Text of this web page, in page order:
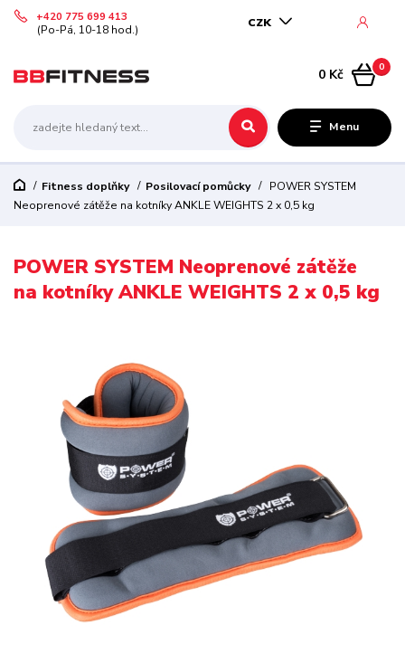
Menu
CZK
+420 775 699 413
(Po-Pá, 10-18 hod.)
0
0 Kč
Fitness doplňky Posilovací pomůcky
POWER SYSTEM
Neoprenové zátěže na kotníky ANKLE WEIGHTS 2 x 0,5 kg
POWER SYSTEM Neoprenové zátěže
na kotníky ANKLE WEIGHTS 2 x 0,5 kg